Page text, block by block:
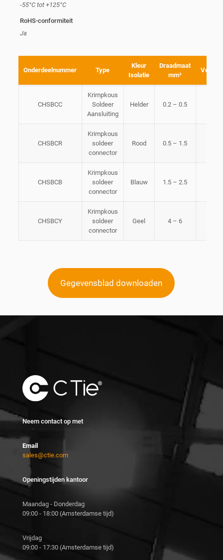
-55°C tot +125°C
RoHS-conformiteit
Ja
Onderdeelnummer Type
Kleur
Isolatie
Draadmaat
mm²
CHSBCC
Krimpkous
Soldeer
Aansluiting
Helder 0.2 – 0.5
CHSBCR
Krimpkous
soldeer
connector
Rood 0.5 – 1.5
CHSBCB
Krimpkous
soldeer
connector
Blauw 1.5 – 2.5
CHSBCY
Krimpkous
soldeer
connector
Geel 4 – 6
Gegevensblad downloaden
Neem contact op met
Email
sales@ctie.com
Openingstijden kantoor
Maandag - Donderdag
09:00 - 18:00 (Amsterdamse tijd)
Vrijdag
09:00 - 17:30 (Amsterdamse tijd)